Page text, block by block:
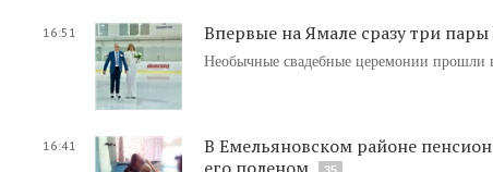
16:51 Впервые на Ямале сразу три
Необычные свадебные церемонии прошли
16:41
В Емельяновском районе